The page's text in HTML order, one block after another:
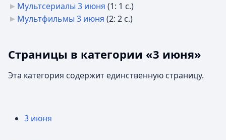
Мультсериалы 3 июня (1: 1 с.)
Мультфильмы 3 июня (2: 2 с.)
Страницы в категории «3 июня»
Эта категория содержит единственную страницу.
3 июня